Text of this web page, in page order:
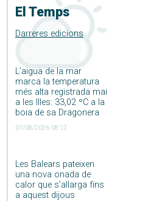
El Temps
Darreres edicions
L’aigua de la mar
marca la temperatura
més alta registrada mai
a les Illes: 33,02 ºC a la
boia de sa Dragonera
07/08/2026 08:12
Les Balears pateixen
una nova onada de
calor que s’allarga fins
a aquest dijous